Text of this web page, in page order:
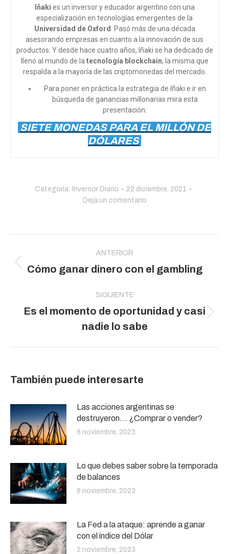
Iñaki es un inversor y educador argentino con una
especialización en tecnologías emergentes de la
Universidad de Oxford
. Pasó más de una década
asesorando empresas en cuanto a la innovación de sus
productos. Y desde hace cuatro años, Iñaki se ha dedicado de
lleno al mundo de la tecnología blockchain, la misma que
respalda a la mayoría de las criptomonedas del mercado.
Para poner en práctica la estrategia de Iñaki e ir en
búsqueda de ganancias millonarias mira esta
presentación:
SIETE MONEDAS PARA EL MILLÓN DE
DÓLARES
Categoría: Inversor Diario
22 diciembre, 2021
Deja un comentario
entre
publicaciones
ANTERIOR
Publicación
Cómo ganar dinero con el gambling
SIGUIENTE
Publicación
siguiente:
Es el momento de oportunidad y casi
nadie lo sabe
También puede interesarte
Las acciones argentinas se
destruyeron… ¿Comprar o vender?
6 noviembre, 2023
Lo que debes saber sobre la temporada
de balances
6 noviembre, 2023
La Fed a la ataque: aprende a ganar
con el índice del Dólar
2 noviembre, 2023